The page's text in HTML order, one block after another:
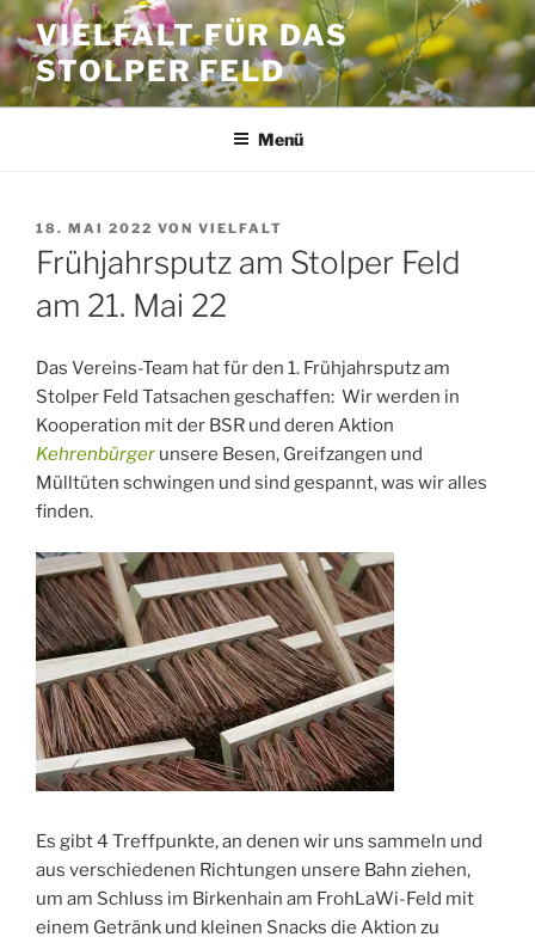
Zum
Inhalt
springen
VIELFALT FÜR DAS
STOLPER FELD
Menü
VERÖFFENTLICHT
AM
18. MAI 2022 VON VIELFALT
Frühjahrsputz am Stolper Feld
am 21. Mai 22
Das Vereins-Team hat für den 1. Frühjahrsputz am
Stolper Feld Tatsachen geschaffen: Wir werden in
Kooperation mit der BSR und deren Aktion
Kehrenbürger unsere Besen, Greifzangen und
Mülltüten schwingen und sind gespannt, was wir alles
finden.
Es gibt 4 Treffpunkte, an denen wir uns sammeln und
aus verschiedenen Richtungen unsere Bahn ziehen,
um am Schluss im Birkenhain am FrohLaWi-Feld mit
einem Getränk und kleinen Snacks die Aktion zu